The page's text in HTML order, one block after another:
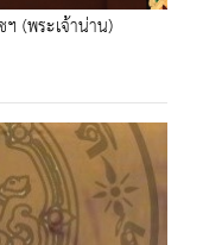
ฯ (พระเจ้าน่าน)